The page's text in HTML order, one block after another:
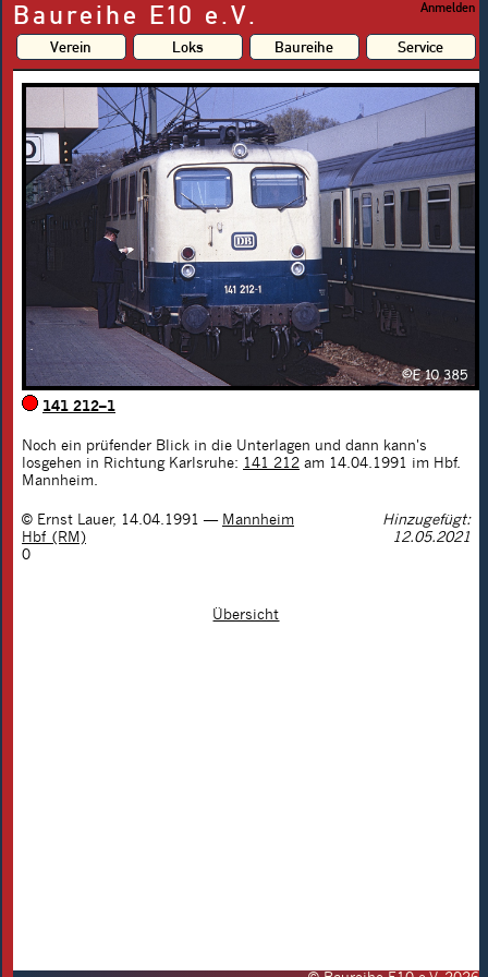
Baureihe E10 e.V. Anmelden
Verein Loks Baureihe Service
141 212–1
Noch ein prüfender Blick in die Unterlagen und dann kann's
losgehen in Richtung Karlsruhe: 141 212 am 14.04.1991 im Hbf.
Mannheim.
© Ernst Lauer, 14.04.1991 — Mannheim
Hbf (RM)
Hinzugefügt:
12.05.2021
0
Übersicht